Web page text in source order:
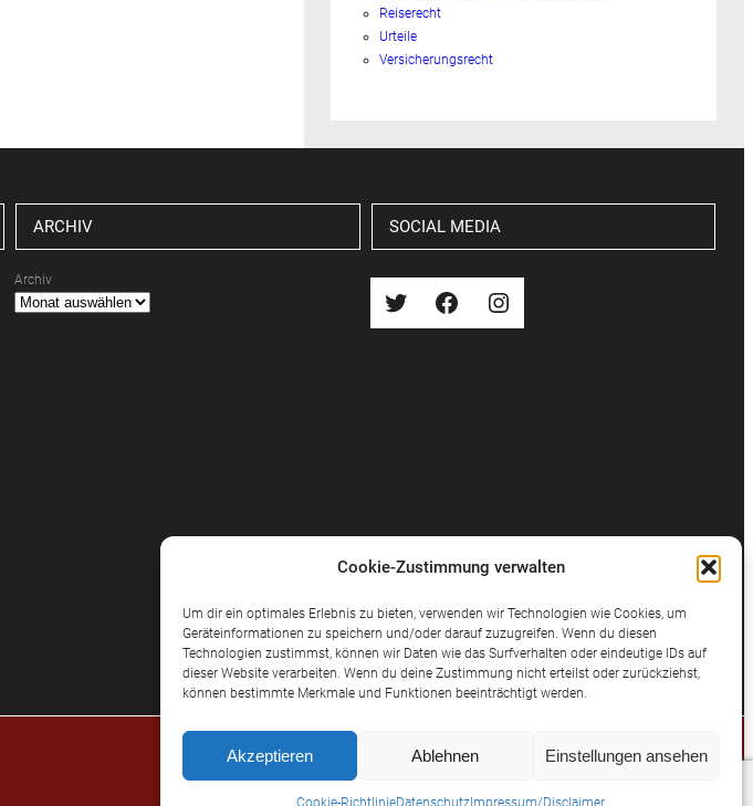
Cookie-Zustimmung verwalten
Um dir ein optimales Erlebnis zu bieten, verwenden wir Technologien wie Cookies, um
Geräteinformationen zu speichern und/oder darauf zuzugreifen. Wenn du diesen
Technologien zustimmst, können wir Daten wie das Surfverhalten oder eindeutige IDs auf
dieser Website verarbeiten. Wenn du deine Zustimmung nicht erteilst oder zurückziehst,
können bestimmte Merkmale und Funktionen beeinträchtigt werden.
Akzeptieren Ablehnen Einstellungen ansehen
Cookie-RichtlinieDatenschutz Impressum/Disclaimer
Reiserecht
Urteile
Versicherungsrecht
ARCHIV
Archiv
SOCIAL MEDIA
Twitter Facebook Instagram